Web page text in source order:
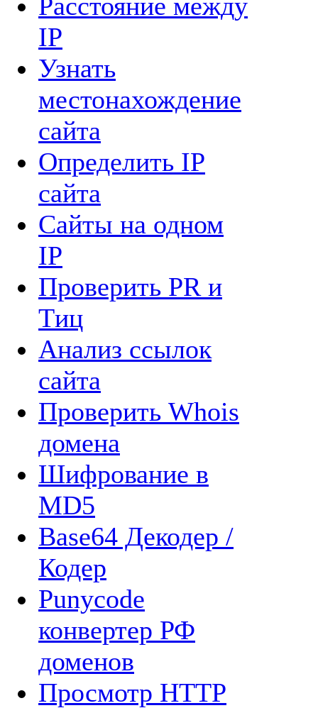
IP
Узнать
местонахождение
сайта
Определить IP
сайта
Сайты на одном
IP
Проверить PR и
Tиц
Анализ ссылок
сайта
Проверить Whois
домена
Шифрование в
MD5
Base64 Декодер /
Кодер
Punycode
конвертер РФ
доменов
Просмотр HTTP